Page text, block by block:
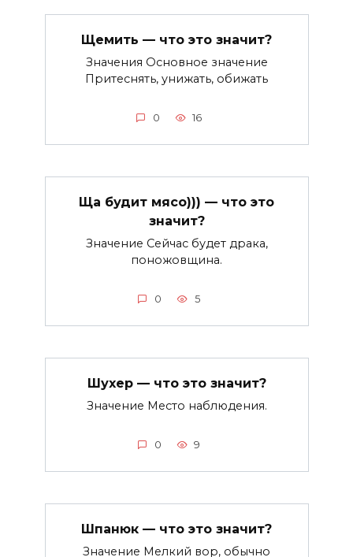
Щемить — что это значит?
Значения Основное значение
Притеснять, унижать, обижать
0 16
Ща будит мясо))) — что это
значит?
Значение Сейчас будет драка,
поножовщина.
0 5
Шухер — что это значит?
Значение Место наблюдения.
0 9
Шпанюк — что это значит?
Значение Мелкий вор, обычно